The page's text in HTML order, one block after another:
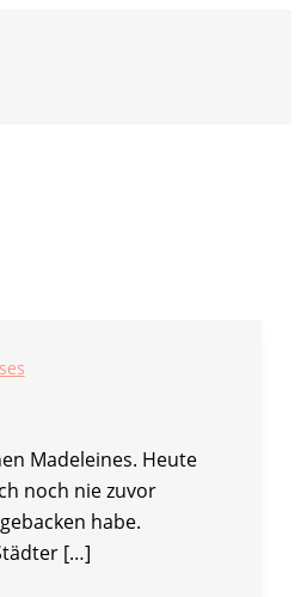
Madeleines. Heute
noch nie zuvor
habe.
[…]